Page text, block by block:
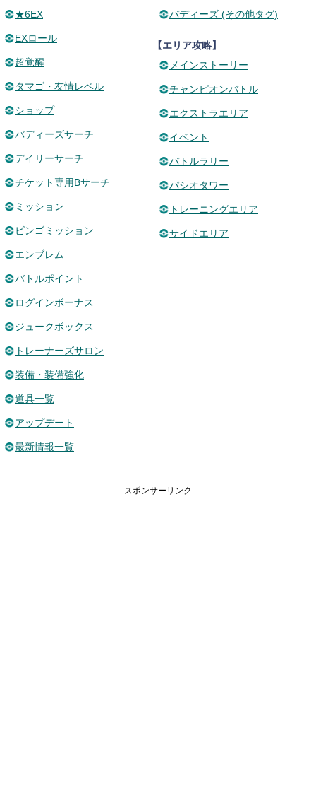
★6EX
EXロール
超覚醒
タマゴ・友情レベル
ショップ
バディーズサーチ
デイリーサーチ
チケット専用Bサーチ
ミッション
ビンゴミッション
エンブレム
バトルポイント
ログインボーナス
ジュークボックス
トレーナーズサロン
装備・装備強化
道具一覧
アップデート
最新情報一覧
バディーズ (その他タグ)
【エリア攻略】
メインストーリー
チャンピオンバトル
エクストラエリア
イベント
バトルラリー
パシオタワー
トレーニングエリア
サイドエリア
スポンサーリンク